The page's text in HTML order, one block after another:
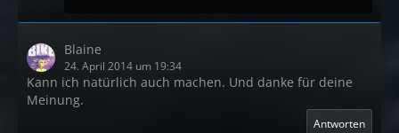
Blaine
24. April 2014 um 19:34
Kann ich natürlich auch machen. Und danke für deine
Meinung.
Antworten